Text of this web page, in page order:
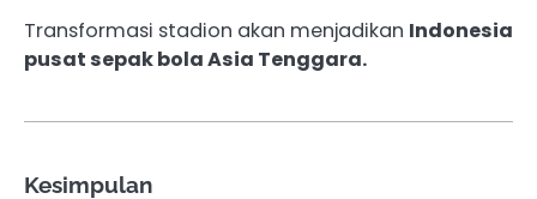
Transformasi stadion akan menjadikan Indonesia
pusat sepak bola Asia Tenggara.
Kesimpulan